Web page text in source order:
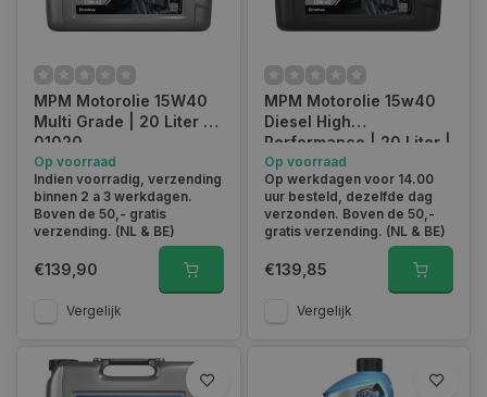
minstens een keer per jaar of na een bepaald aantal
kilometers te verversen, afhankelijk van de aanbevelingen van
Neem contact op met Autoklusser.nl
voertuig?Neem dan contact met ons open stel ons je vraag.
Wij helpen je z.s.m. op weg!
MPM Motorolie 15W40
Multi Grade | 20 Liter |
01020
Op voorraad
Indien voorradig, verzending
binnen 2 a 3 werkdagen.
Boven de 50,- gratis
verzending. (NL & BE)
€139,90
Vergelijk
MPM Motorolie 15w40
Diesel High
Performance | 20 Liter |
03020D
Op voorraad
Op werkdagen voor 14.00
uur besteld, dezelfde dag
verzonden. Boven de 50,-
gratis verzending. (NL & BE)
€139,85
Vergelijk